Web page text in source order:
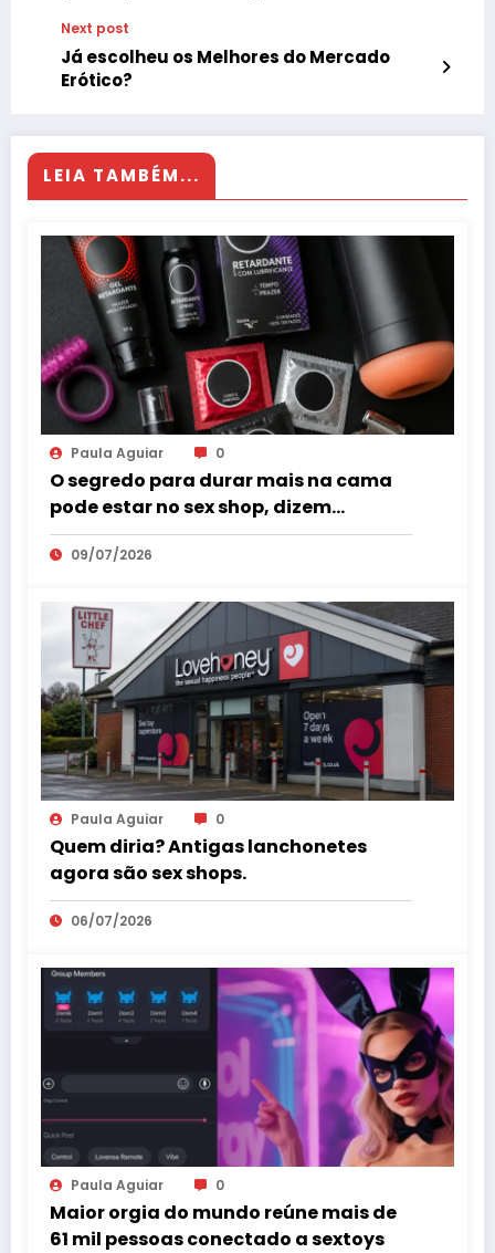
Next post
Já escolheu os Melhores do Mercado
Erótico?
LEIA TAMBÉM...
Paula Aguiar 0
O segredo para durar mais na cama
pode estar no sex shop, dizem
especialistas em saúde sexual
09/07/2026
Paula Aguiar 0
Quem diria? Antigas lanchonetes
agora são sex shops.
06/07/2026
Paula Aguiar 0
Maior orgia do mundo reúne mais de
61 mil pessoas conectado a sextoys